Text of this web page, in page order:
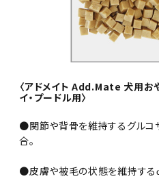
〈アドメイト Add.Mate 犬用お
イ・プードル用〉
●関節や背骨を維持するグルコ
合｡
●皮膚や被毛の状態を維持す